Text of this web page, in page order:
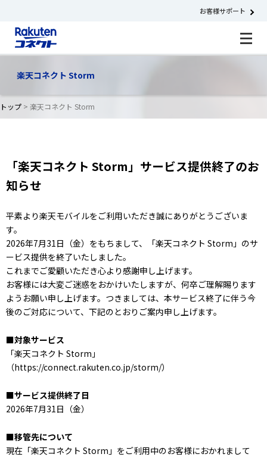
お客様サポート
楽天コネクト Storm
トップ > 楽天コネクト Storm
「楽天コネクト Storm」サービス提供終了のお
知らせ
平素より楽天モバイルをご利用いただき誠にありがとうございま
す。
2026年7月31日（金）をもちまして、「楽天コネクト Storm」のサ
ービス提供を終了いたしました。
これまでご愛顧いただき心より感謝申し上げます。
お客様には大変ご迷惑をおかけいたしますが、何卒ご理解賜ります
ようお願い申し上げます。つきましては、本サービス終了に伴う今
後のご対応について、下記のとおりご案内申し上げます。
■対象サービス
「楽天コネクト Storm」
（https://connect.rakuten.co.jp/storm/）
■サービス提供終了日
2026年7月31日（金）
■移管先について
現在「楽天コネクト Storm」をご利用中のお客様におかれまして